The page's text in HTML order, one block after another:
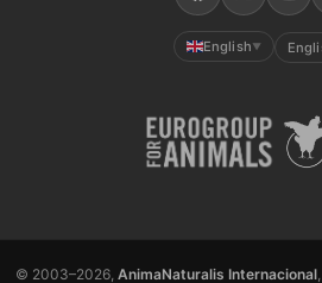
English ▼
© 2003–2026, AnimaNaturalis Internacional